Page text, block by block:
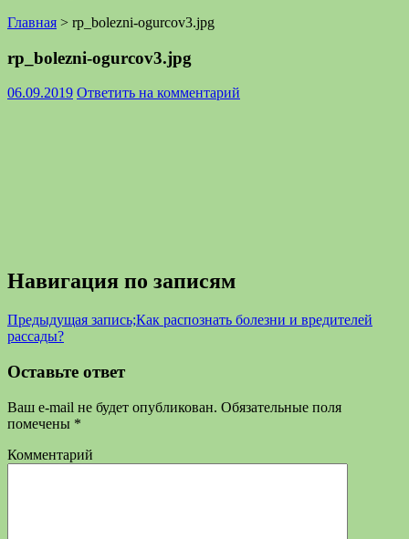
Главная > rp_bolezni-ogurcov3.jpg
rp_bolezni-ogurcov3.jpg
06.09.2019 Ответить на комментарий
Навигация по записям
Предыдущая запись;Как распознать болезни и вредителей
рассады?
Оставьте ответ
Ваш e-mail не будет опубликован. Обязательные поля
помечены *
Комментарий